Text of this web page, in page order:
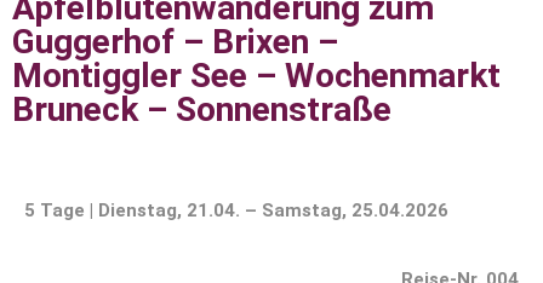
Guggerhof – Brixen –
Montiggler See – Wochenmarkt
Bruneck – Sonnenstraße
5 Tage | Dienstag, 21.04. – Samstag, 25.04.2026